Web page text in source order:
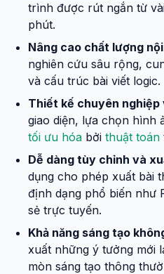
trình được rút ngắn từ
phút.
Nâng cao chất lượng
nghiên cứu sâu rộng,
và cấu trúc bài viết logic.
Thiết kế chuyên nghiệp
giao diện, lựa chọn hình
tối ưu hóa bởi thuật toán
Dễ dàng tùy chỉnh và
dụng cho phép xuất bài
định dạng phổ biến như
sẻ trực tuyến.
Khả năng sáng tạo
xuất những ý tưởng mới
mòn sáng tạo thông